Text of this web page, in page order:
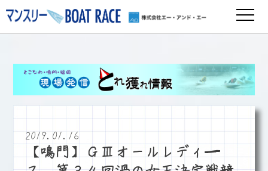
2019.01.16
【鳴門】ＧⅢオールレディ―